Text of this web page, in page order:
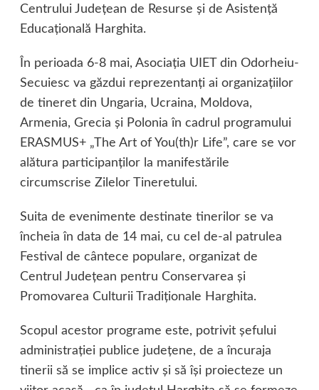
Centrului Judeţean de Resurse şi de Asistenţă
Educaţională Harghita.
În perioada 6-8 mai, Asociaţia UIET din Odorheiu-
Secuiesc va găzdui reprezentanţi ai organizaţiilor
de tineret din Ungaria, Ucraina, Moldova,
Armenia, Grecia şi Polonia în cadrul programului
ERASMUS+ „The Art of You(th)r Life”, care se vor
alătura participanţilor la manifestările
circumscrise Zilelor Tineretului.
Suita de evenimente destinate tinerilor se va
încheia în data de 14 mai, cu cel de-al patrulea
Festival de cântece populare, organizat de
Centrul Judeţean pentru Conservarea şi
Promovarea Culturii Tradiţionale Harghita.
Scopul acestor programe este, potrivit şefului
administraţiei publice judeţene, de a încuraja
tinerii să se implice activ şi să îşi proiecteze un